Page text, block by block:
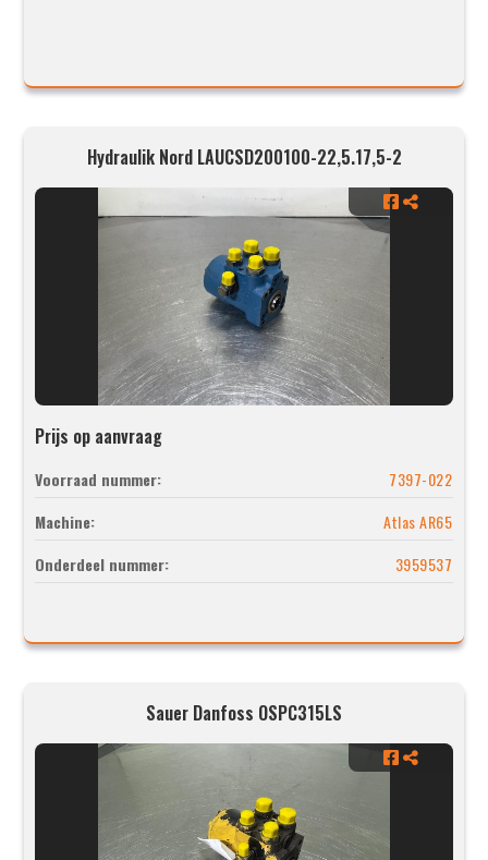
Hydraulik Nord LAUCSD200100-22,5.17,5-2
Prijs op aanvraag
Voorraad nummer:
7397-022
Machine:
Atlas AR65
Onderdeel nummer:
3959537
Sauer Danfoss OSPC315LS